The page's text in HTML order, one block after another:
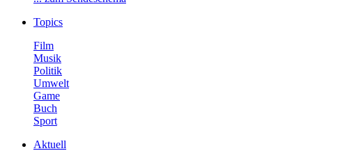
Topics
Film
Musik
Politik
Umwelt
Game
Buch
Sport
Aktuell